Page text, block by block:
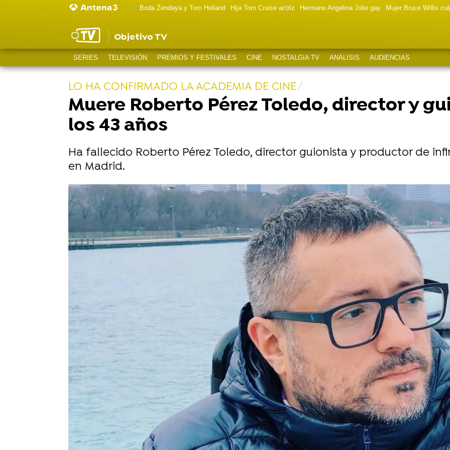
Boda Zendaya y Tom Holland Hija Tom Cruise actriz Hermano Angelina Jolie gay Mujer Bruce Willis
Objetivo TV
SERIES TELEVISIÓN PREMIOS Y FESTIVALES CINE NOSTALGIA TV ANÁLISIS AUDIENCIAS
LO HA CONFIRMADO LA ACADEMIA DE CINE
Muere Roberto Pérez Toledo, director y
los 43 años
Ha fallecido Roberto Pérez Toledo, director guionista y productor de
en Madrid.
Se Estrena
Madrid
Publicado: 31 de enero de 2022, 18:17
WhatsappFacebook
X
Más información
Sara Sálamo, Andrea
Duro y muchos
actores más se
despiden destrozados
El director, guionista y productor canarioRoberto
Pérez Toledoha muerto a los43 añosen Madrid
tras sufrir la semana pasada un derrame cerebral,
según indica Europa Press
El cineasta tenía